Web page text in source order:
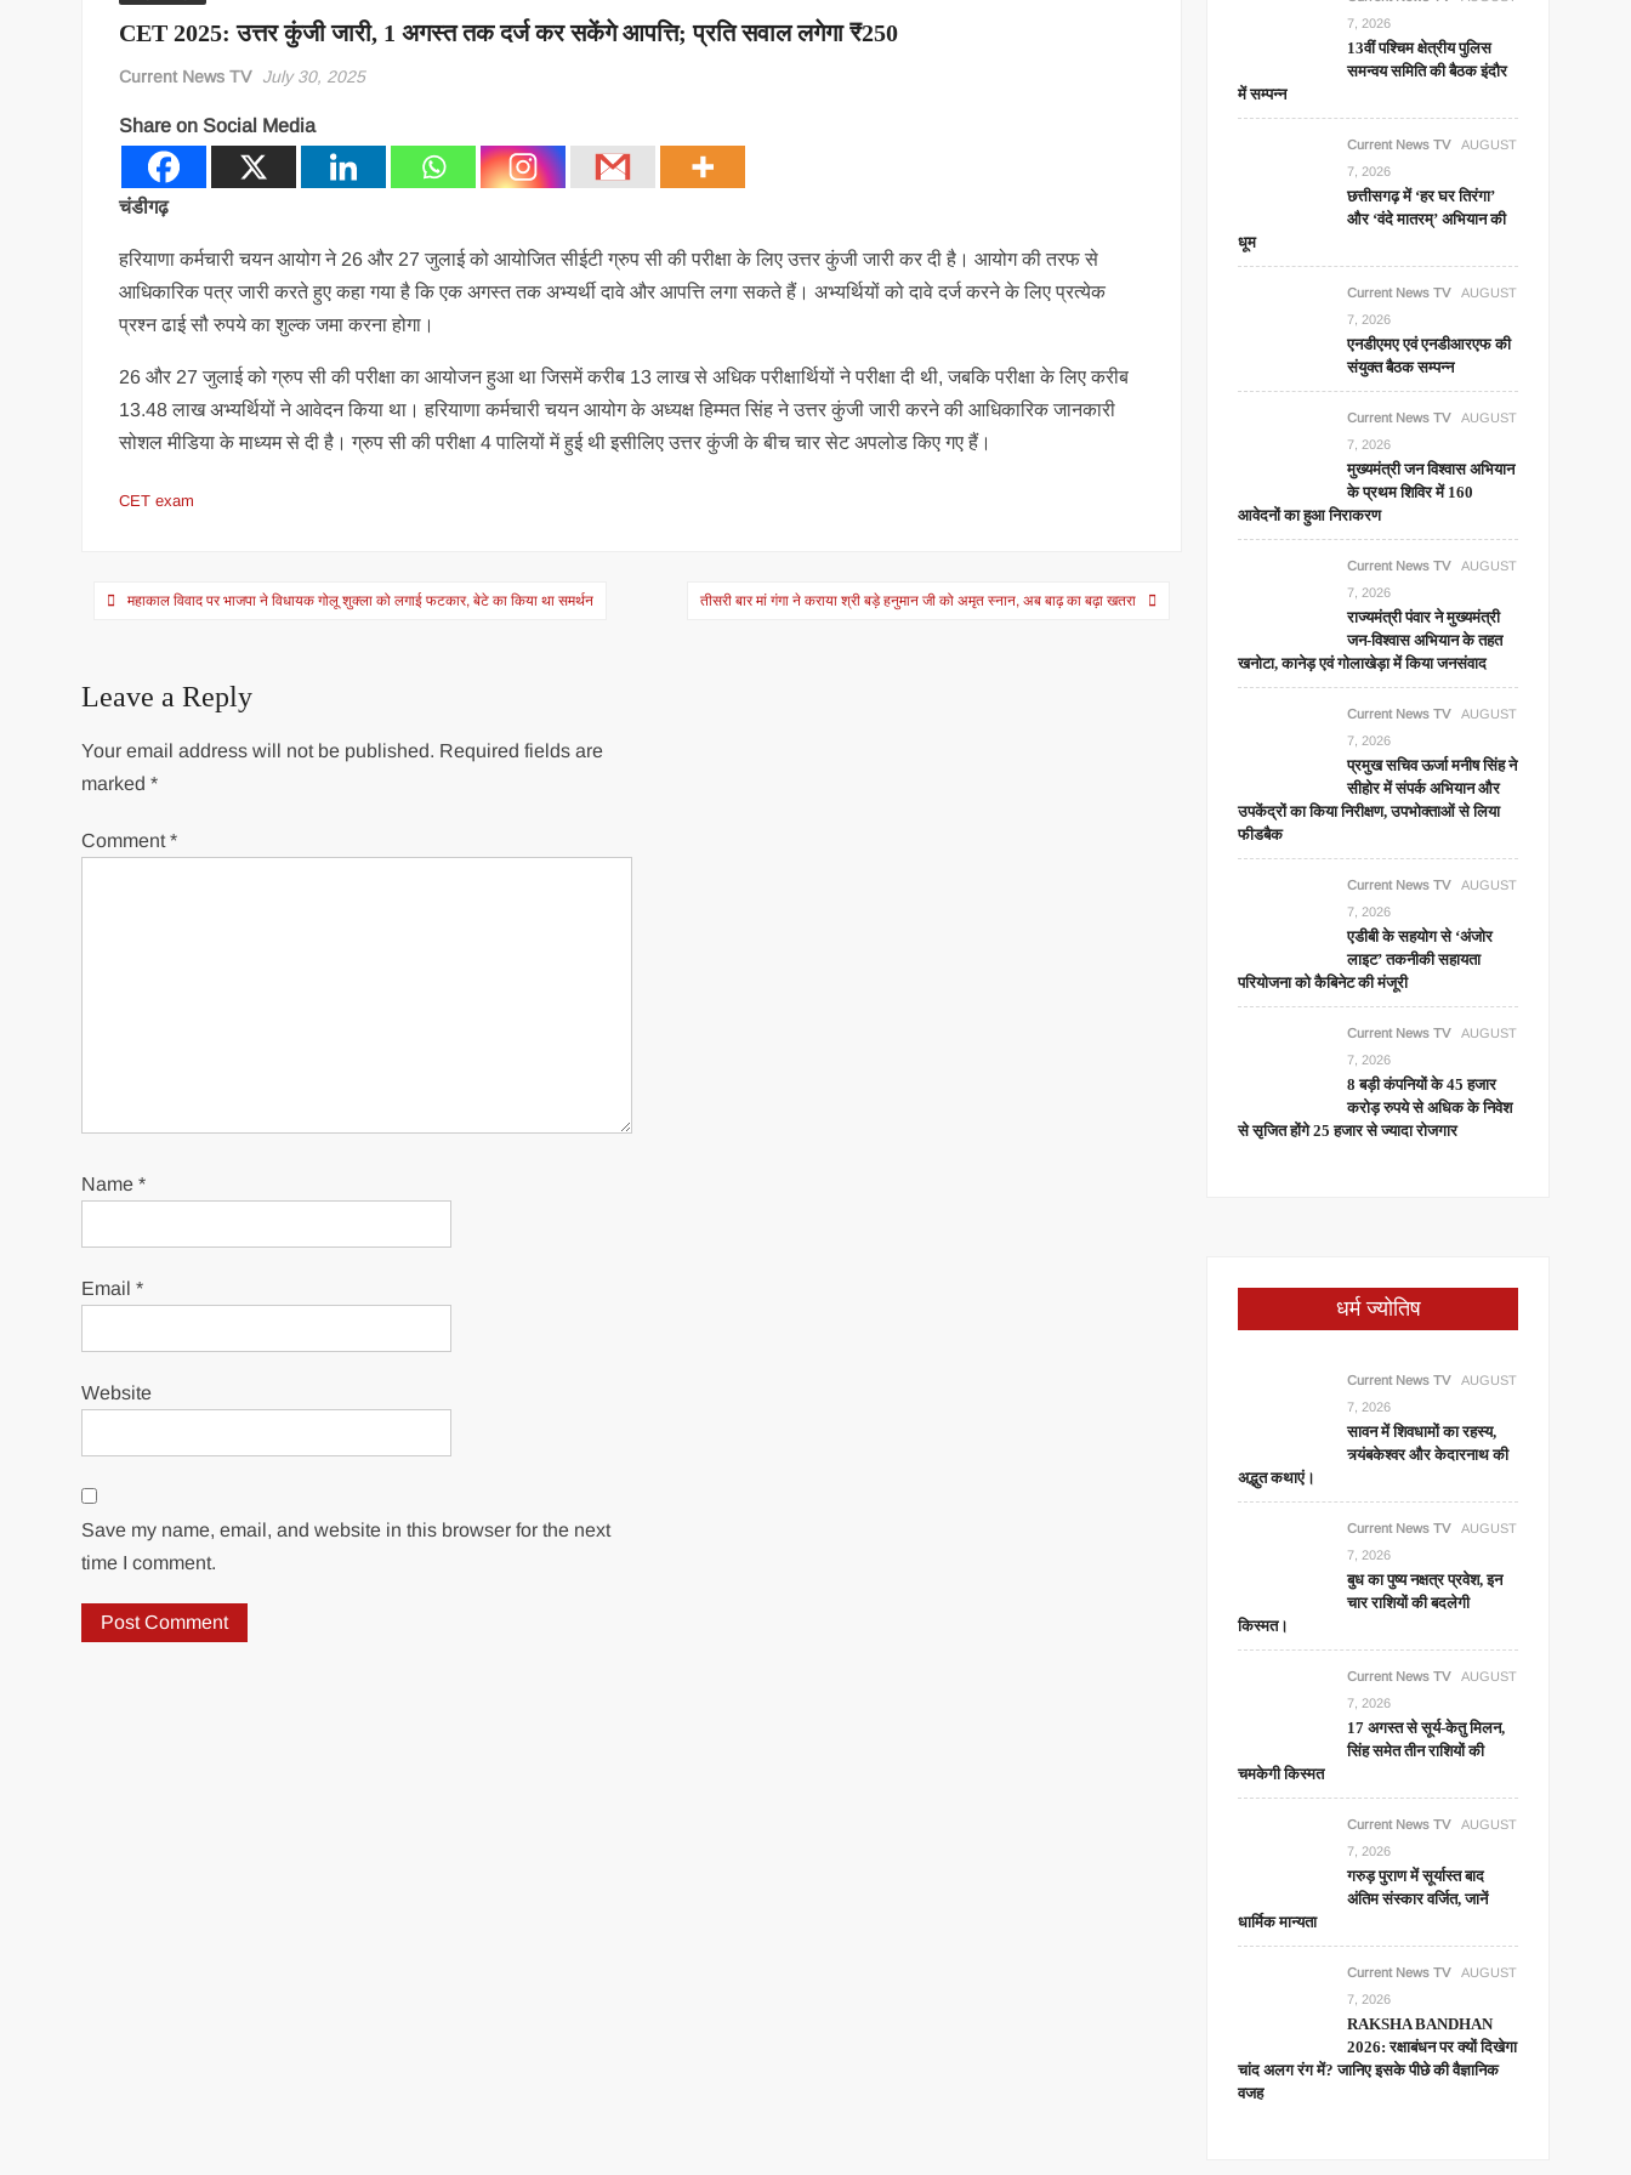
CET 2025: उत्तर कुंजी जारी, 1 अगस्त तक दर्ज कर सकेंगे आपत्ति; प्रति सवाल लगेगा ₹250
Current News TV July 30, 2025
Share on Social Media
चंडीगढ़
हरियाणा कर्मचारी चयन आयोग ने 26 और 27 जुलाई को आयोजित सीईटी ग्रुप सी की परीक्षा के लिए उत्तर कुंजी जारी कर दी है। आयोग की तरफ से
आधिकारिक पत्र जारी करते हुए कहा गया है कि एक अगस्त तक अभ्यर्थी दावे और आपत्ति लगा सकते हैं। अभ्यर्थियों को दावे दर्ज करने के लिए प्रत्येक
प्रश्न ढाई सौ रुपये का शुल्क जमा करना होगा।
26 और 27 जुलाई को ग्रुप सी की परीक्षा का आयोजन हुआ था जिसमें करीब 13 लाख से अधिक परीक्षार्थियों ने परीक्षा दी थी, जबकि परीक्षा के लिए करीब
13.48 लाख अभ्यर्थियों ने आवेदन किया था। हरियाणा कर्मचारी चयन आयोग के अध्यक्ष हिम्मत सिंह ने उत्तर कुंजी जारी करने की आधिकारिक जानकारी
सोशल मीडिया के माध्यम से दी है। ग्रुप सी की परीक्षा 4 पालियों में हुई थी इसीलिए उत्तर कुंजी के बीच चार सेट अपलोड किए गए हैं।
CET exam
Postमहाकाल विवाद पर भाजपा ने विधायक गोलू शुक्ला को लगाई फटकार, बेटे का किया था समर्थन तीसरी बार मां गंगा ने कराया श्री बड़े हनुमान जी को अमृत स्नान, अब बाढ़ का बढ़ा खतरा
Leave a Reply
Your email address will not be published. Required fields are
marked*
Comment*
Name*
Email*
Website
Save my name, email, and website in this browser for the next
time I comment.
7, 2026
13वीं पश्चिम क्षेत्रीय पुलिस
समन्वय समिति की बैठक इंदौर
में सम्पन्न
Current News TV
AUGUST
7, 2026
छत्तीसगढ़ में ‘हर घर तिरंगा’
और ‘वंदे मातरम्’ अभियान की
धूम
Current News TV
AUGUST
7, 2026
एनडीएमए एवं एनडीआरएफ की
संयुक्त बैठक सम्पन्न
Current News TV
AUGUST
7, 2026
मुख्यमंत्री जन विश्वास अभियान
के प्रथम शिविर में 160
आवेदनों का हुआ निराकरण
Current News TV
AUGUST
7, 2026
राज्यमंत्री पंवार ने मुख्यमंत्री
जन-विश्वास अभियान के तहत
खनोटा, कानेड़ एवं गोलाखेड़ा में किया जनसंवाद
Current News TV
AUGUST
7, 2026
प्रमुख सचिव ऊर्जा मनीष सिंह ने
सीहोर में संपर्क अभियान और
उपकेंद्रों का किया निरीक्षण, उपभोक्ताओं से लिया
फीडबैक
Current News TV
AUGUST
7, 2026
एडीबी के सहयोग से ‘अंजोर
लाइट’ तकनीकी सहायता
परियोजना को कैबिनेट की मंजूरी
Current News TV
AUGUST
7, 2026
8 बड़ी कंपनियों के 45 हजार
करोड़ रुपये से अधिक के निवेश
से सृजित होंगे 25 हजार से ज्यादा रोजगार
धर्म ज्योतिष
Current News TV
AUGUST
7, 2026
सावन में शिवधामों का रहस्य,
त्र्यंबकेश्वर और केदारनाथ की
अद्भुत कथाएं।
Current News TV
AUGUST
7, 2026
बुध का पुष्य नक्षत्र प्रवेश, इन
चार राशियों की बदलेगी
किस्मत।
Current News TV
AUGUST
7, 2026
17 अगस्त से सूर्य-केतु मिलन,
सिंह समेत तीन राशियों की
चमकेगी किस्मत
Current News TV
AUGUST
7, 2026
गरुड़ पुराण में सूर्यास्त बाद
अंतिम संस्कार वर्जित, जानें
धार्मिक मान्यता
Current News TV
AUGUST
7, 2026
RAKSHA BANDHAN
2026: रक्षाबंधन पर क्यों दिखेगा
चांद अलग रंग में? जानिए इसके पीछे की वैज्ञानिक
वजह